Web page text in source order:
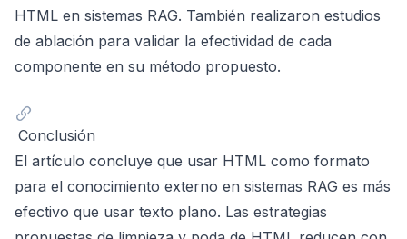
HTML en sistemas RAG. También realizaron estudios
de ablación para validar la efectividad de cada
componente en su método propuesto.
Conclusión
El artículo concluye que usar HTML como formato
para el conocimiento externo en sistemas RAG es más
efectivo que usar texto plano. Las estrategias